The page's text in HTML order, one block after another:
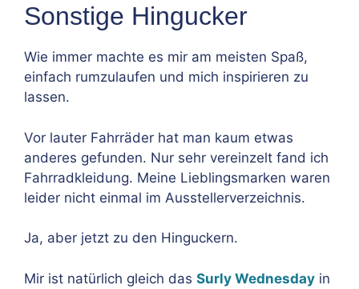
Sonstige Hingucker
Wie immer machte es mir am meisten Spaß,
einfach rumzulaufen und mich inspirieren zu
lassen.
Vor lauter Fahrräder hat man kaum etwas
anderes gefunden. Nur sehr vereinzelt fand ich
Fahrradkleidung. Meine Lieblingsmarken waren
leider nicht einmal im Ausstellerverzeichnis.
Ja, aber jetzt zu den Hinguckern.
Mir ist natürlich gleich das Surly Wednesday in